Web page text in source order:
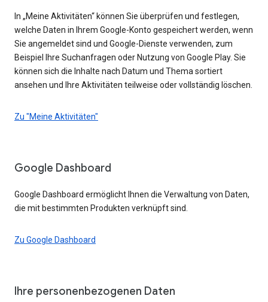
In „Meine Aktivitäten“ können Sie überprüfen und festlegen,
welche Daten in Ihrem Google-Konto gespeichert werden, wenn
Sie angemeldet sind und Google-Dienste verwenden, zum
Beispiel Ihre Suchanfragen oder Nutzung von Google Play. Sie
können sich die Inhalte nach Datum und Thema sortiert
ansehen und Ihre Aktivitäten teilweise oder vollständig löschen.
Zu "Meine Aktivitäten"
Google Dashboard
Google Dashboard ermöglicht Ihnen die Verwaltung von Daten,
die mit bestimmten Produkten verknüpft sind.
Zu Google Dashboard
Ihre personenbezogenen Daten